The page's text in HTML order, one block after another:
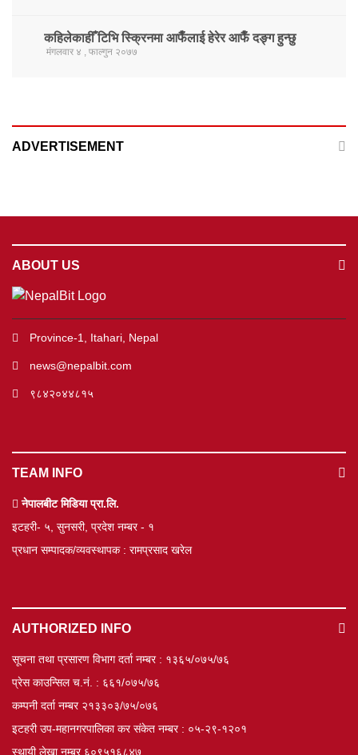
कहिलेकाहीँ टिभि स्क्रिनमा आफैँलाई हेरेर आफैँ दङ्ग हुन्छु
मंगलवार ४ , फाल्गुन २०७७
ADVERTISEMENT
ABOUT US
Province-1, Itahari, Nepal
news@nepalbit.com
९८४२०४४८१५
TEAM INFO
नेपालबीट मिडिया प्रा.लि.
इटहरी- ५, सुनसरी, प्रदेश नम्बर - १
प्रधान सम्पादक/व्यवस्थापक : रामप्रसाद खरेल
AUTHORIZED INFO
सूचना तथा प्रसारण विभाग दर्ता नम्बर : १३६५/०७५/७६
प्रेस काउन्सिल च.नं. : ६६१/०७५/७६
कम्पनी दर्ता नम्बर २१३३०३/७५/०७६
इटहरी उप-महानगरपालिका कर संकेत नम्बर : ०५-२९-१२०१
स्थायी लेखा नम्बर ६०९५१६८४७